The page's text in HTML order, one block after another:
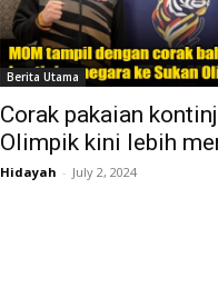
Berita Utama
Corak pakaian
Olimpik kini lebih
Hidayah - July 2, 2024